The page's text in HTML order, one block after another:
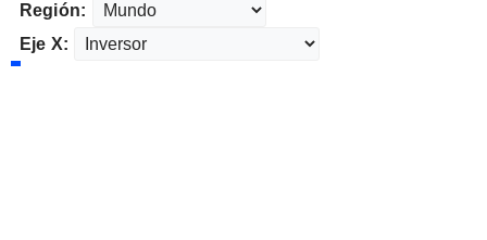
Región:
Eje X: